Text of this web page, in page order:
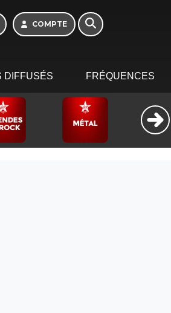
COMPTE
DIFFUSÉS FRÉQUENCES